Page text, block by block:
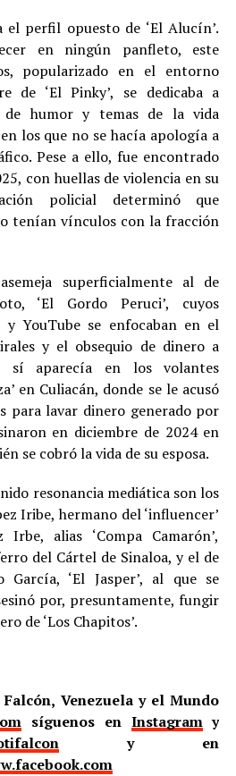
perfil opuesto de ‘El Alucín’.
en ningún panfleto, este
popularizado en el entorno
de ‘El Pinky’, se dedicaba a
de humor y temas de la vida
los que no se hacía apología a
Pese a ello, fue encontrado
con huellas de violencia en su
policial determinó que
tenían vínculos con la fracción
superficialmente al de
‘El Gordo Peruci’, cuyos
YouTube se enfocaban en el
y el obsequio de dinero a
sí aparecía en los volantes
en Culiacán, donde se le acusó
para lavar dinero generado por
en diciembre de 2024 en
se cobró la vida de su esposa.
resonancia mediática son los
Iribe, hermano del ‘influencer’
alias ‘Compa Camarón’,
del Cártel de Sinaloa, y el de
García, ‘El Jasper’, al que se
por, presuntamente, fungir
de ‘Los Chapitos’.
Venezuela y el Mundo
síguenos en Instagramy
y en